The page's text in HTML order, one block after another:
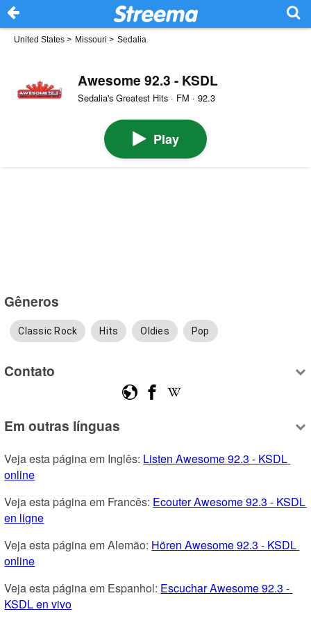
United States > Missouri > Sedalia
Awesome 92.3 - KSDL
Sedalia's Greatest Hits · FM · 92.3
Play
Gêneros
Classic Rock Hits Oldies Pop
Contato
Em outras línguas
Veja esta página em Inglês: Listen Awesome 92.3 - KSDL
online
Veja esta página em Francês: Ecouter Awesome 92.3 - KSDL
en ligne
Veja esta página em Alemão: Hören Awesome 92.3 - KSDL
online
Veja esta página em Espanhol: Escuchar Awesome 92.3 -
KSDL en vivo